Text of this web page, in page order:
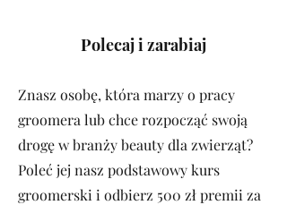
Polecaj i zarabiaj
Znasz osobę, która marzy o pracy
groomera lub chce rozpocząć swoją
drogę w branży beauty dla zwierząt?
Poleć jej nasz podstawowy kurs
groomerski i odbierz 500 zł premii za